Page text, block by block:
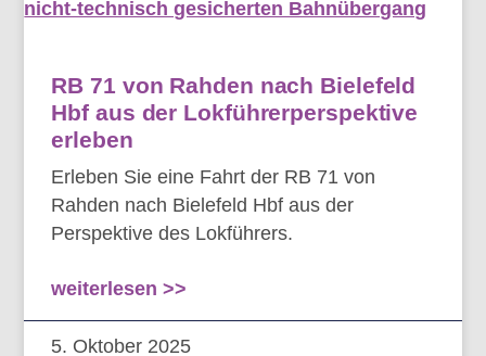
RB 71 von Rahden nach Bielefeld
Hbf aus der Lokführerperspektive
erleben
Erleben Sie eine Fahrt der RB 71 von
Rahden nach Bielefeld Hbf aus der
Perspektive des Lokführers.
weiterlesen >>
5. Oktober 2025